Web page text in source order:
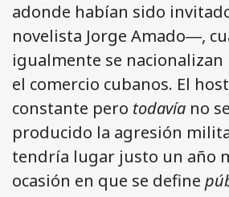
adonde habían sido
novelista Jorge Amado―,
igualmente se
el comercio cubanos. El
constante pero todavía no
producido la agresión
tendría lugar justo un año
ocasión en que se define